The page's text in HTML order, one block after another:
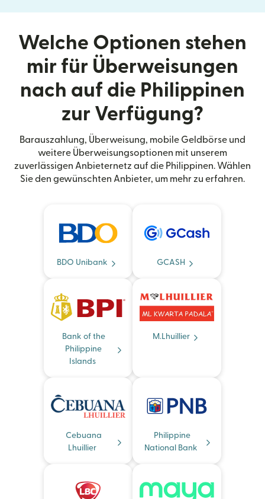
Welche Optionen stehen
mir für Überweisungen
nach auf die Philippinen
zur Verfügung?
Barauszahlung, Überweisung, mobile Geldbörse und
weitere Überweisungsoptionen mit unserem
zuverlässigen Anbieternetz auf die Philippinen. Wählen
Sie den gewünschten Anbieter, um mehr zu erfahren.
BDO Unibank GCASH
Bank of the
Philippine
Islands
M.Lhuillier
Cebuana
Lhuillier
Philippine
National Bank